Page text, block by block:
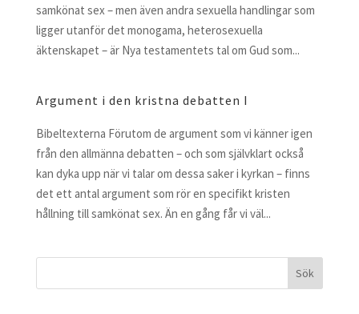
samkönat sex – men även andra sexuella handlingar som
ligger utanför det monogama, heterosexuella
äktenskapet – är Nya testamentets tal om Gud som...
Argument i den kristna debatten I
Bibeltexterna Förutom de argument som vi känner igen
från den allmänna debatten – och som självklart också
kan dyka upp när vi talar om dessa saker i kyrkan – finns
det ett antal argument som rör en specifikt kristen
hållning till samkönat sex. Än en gång får vi väl...